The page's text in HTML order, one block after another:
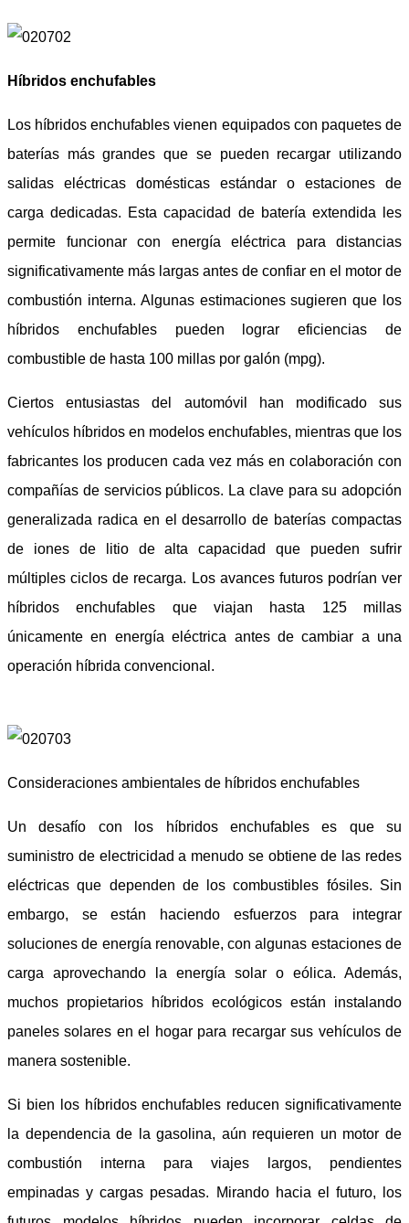
Híbridos enchufables
Los híbridos enchufables vienen equipados con paquetes de
baterías más grandes que se pueden recargar utilizando
salidas eléctricas domésticas estándar o estaciones de
carga dedicadas. Esta capacidad de batería extendida les
permite funcionar con energía eléctrica para distancias
significativamente más largas antes de confiar en el motor de
combustión interna. Algunas estimaciones sugieren que los
híbridos enchufables pueden lograr eficiencias de
combustible de hasta 100 millas por galón (mpg).
Ciertos entusiastas del automóvil han modificado sus
vehículos híbridos en modelos enchufables, mientras que los
fabricantes los producen cada vez más en colaboración con
compañías de servicios públicos. La clave para su adopción
generalizada radica en el desarrollo de baterías compactas
de iones de litio de alta capacidad que pueden sufrir
múltiples ciclos de recarga. Los avances futuros podrían ver
híbridos enchufables que viajan hasta 125 millas
únicamente en energía eléctrica antes de cambiar a una
operación híbrida convencional.
Consideraciones ambientales de híbridos enchufables
Un desafío con los híbridos enchufables es que su
suministro de electricidad a menudo se obtiene de las redes
eléctricas que dependen de los combustibles fósiles. Sin
embargo, se están haciendo esfuerzos para integrar
soluciones de energía renovable, con algunas estaciones de
carga aprovechando la energía solar o eólica. Además,
muchos propietarios híbridos ecológicos están instalando
paneles solares en el hogar para recargar sus vehículos de
manera sostenible.
Si bien los híbridos enchufables reducen significativamente
la dependencia de la gasolina, aún requieren un motor de
combustión interna para viajes largos, pendientes
empinadas y cargas pesadas. Mirando hacia el futuro, los